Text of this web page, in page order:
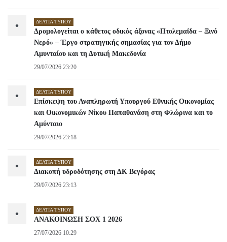
• ΔΕΛΤΊΑ ΤΎΠΟΥ
Δρομολογείται ο κάθετος οδικός άξονας «Πτολεμαΐδα – Ξινό
Νερό» – Έργο στρατηγικής σημασίας για τον Δήμο
Αμυνταίου και τη Δυτική Μακεδονία
29/07/2026 23:20
• ΔΕΛΤΊΑ ΤΎΠΟΥ
Επίσκεψη του Αναπληρωτή Υπουργού Εθνικής Οικονομίας
και Οικονομικών Νίκου Παπαθανάση στη Φλώρινα και το
Αμύνταιο
29/07/2026 23:18
• ΔΕΛΤΊΑ ΤΎΠΟΥ
Διακοπή υδροδότησης στη ΔΚ Βεγόρας
29/07/2026 23:13
• ΔΕΛΤΊΑ ΤΎΠΟΥ
ΑΝΑΚΟΙΝΩΣΗ ΣΟΧ 1 2026
27/07/2026 10:29